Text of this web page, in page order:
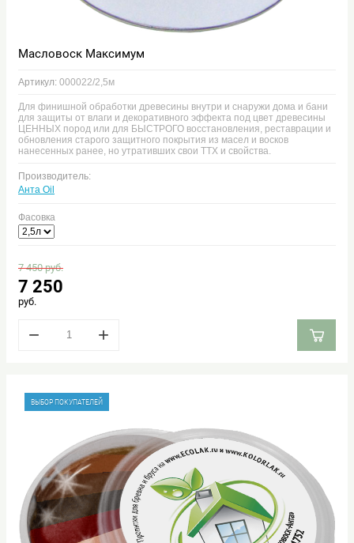
Масловоск Максимум
Артикул: 000022/2,5м
Для финишной обработки древесины внутри и снаружи дома и бани
для защиты от влаги и декоративного эффекта под цвет древесины
ЦЕННЫХ пород или для БЫСТРОГО восстановления, реставрации и
обновления старого защитного покрытия из масел и восков
нанесенных ранее, но утративших свои ТТХ и свойства.
Производитель:
Анта Oil
Фасовка
7 450руб.
7 250
руб.
− +
ВЫБОР ПОКУПАТЕЛЕЙ